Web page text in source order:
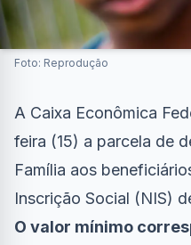
Foto: Reprodução
A Caixa Econômica
feira (15) a parcela de
Família aos
Inscrição Social (NIS)
O valor mínimo